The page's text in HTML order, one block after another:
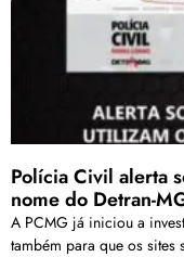
Polícia Civil alerta
nome do Detran-
A PCMG já iniciou a
também para que os sites